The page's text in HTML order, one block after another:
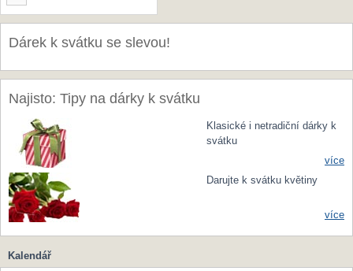
Dárek k svátku se slevou!
Najisto: Tipy na dárky k svátku
Klasické i netradiční dárky k
svátku
více
Darujte k svátku květiny
více
Kalendář